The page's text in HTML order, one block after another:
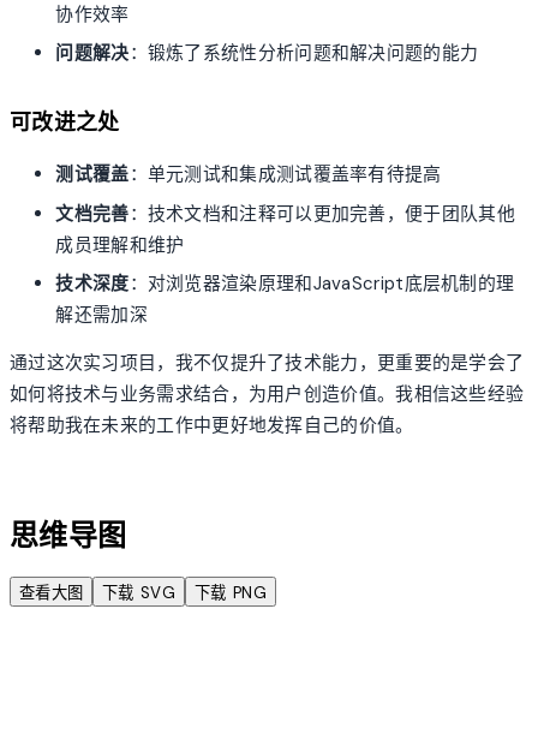
协作效率
问题解决：锻炼了系统性分析问题和解决问题的能力
可改进之处
测试覆盖：单元测试和集成测试覆盖率有待提高
文档完善：技术文档和注释可以更加完善，便于团队其他
成员理解和维护
技术深度：对浏览器渲染原理和JavaScript底层机制的理
解还需加深
通过这次实习项目，我不仅提升了技术能力，更重要的是学会了
如何将技术与业务需求结合，为用户创造价值。我相信这些经验
将帮助我在未来的工作中更好地发挥自己的价值。
思维导图
查看大图 下载 SVG 下载 PNG